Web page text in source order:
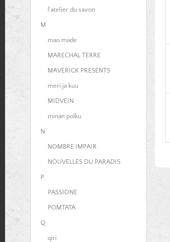
l'atelier du savon
M
mao made
MARECHAL TERRE
MAVERICK PRESENTS
meri ja kuu
MIDVEIN
minan polku
N
NOMBRE IMPAIR
NOUVELLES DU PARADIS
P
PASSIONE
POMTATA
Q
qiri